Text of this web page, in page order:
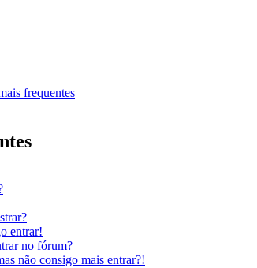
frequentes
entrar!
no fórum?
não consigo mais entrar?!